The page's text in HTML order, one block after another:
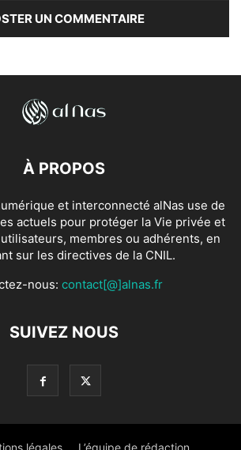
À PROPOS
et interconnecté alNas use de
actuels pour protéger la Vie privée et
membres ou adhérents, en
sur les directives de la CNIL.
nous: contact[@]alnas.fr
SUIVEZ NOUS